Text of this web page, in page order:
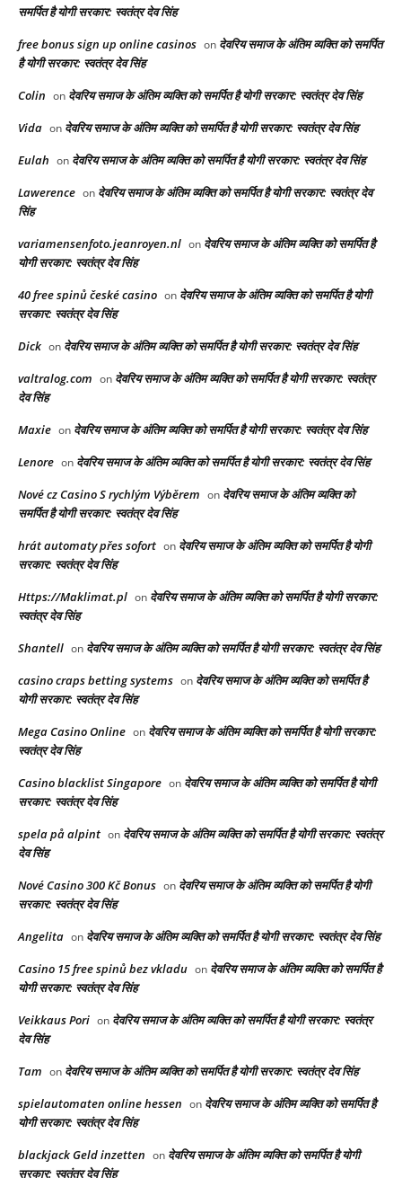
समर्पित है योगी सरकार: स्वतंत्र देव सिंह
free bonus sign up online casinos on देवरिय समाज के अंतिम व्यक्ति को समर्पित
है योगी सरकार: स्वतंत्र देव सिंह
Colin on देवरिय समाज के अंतिम व्यक्ति को समर्पित है योगी सरकार: स्वतंत्र देव सिंह
Vida on देवरिय समाज के अंतिम व्यक्ति को समर्पित है योगी सरकार: स्वतंत्र देव सिंह
Eulah on देवरिय समाज के अंतिम व्यक्ति को समर्पित है योगी सरकार: स्वतंत्र देव सिंह
Lawerence on देवरिय समाज के अंतिम व्यक्ति को समर्पित है योगी सरकार: स्वतंत्र देव
सिंह
variamensenfoto.jeanroyen.nl on देवरिय समाज के अंतिम व्यक्ति को समर्पित है
योगी सरकार: स्वतंत्र देव सिंह
40 free spinů české casino on देवरिय समाज के अंतिम व्यक्ति को समर्पित है योगी
सरकार: स्वतंत्र देव सिंह
Dick on देवरिय समाज के अंतिम व्यक्ति को समर्पित है योगी सरकार: स्वतंत्र देव सिंह
valtralog.com on देवरिय समाज के अंतिम व्यक्ति को समर्पित है योगी सरकार: स्वतंत्र
देव सिंह
Maxie on देवरिय समाज के अंतिम व्यक्ति को समर्पित है योगी सरकार: स्वतंत्र देव सिंह
Lenore on देवरिय समाज के अंतिम व्यक्ति को समर्पित है योगी सरकार: स्वतंत्र देव सिंह
Nové cz Casino S rychlým Výběrem on देवरिय समाज के अंतिम व्यक्ति को
समर्पित है योगी सरकार: स्वतंत्र देव सिंह
hrát automaty přes sofort on देवरिय समाज के अंतिम व्यक्ति को समर्पित है योगी
सरकार: स्वतंत्र देव सिंह
Https://Maklimat.pl on देवरिय समाज के अंतिम व्यक्ति को समर्पित है योगी सरकार:
स्वतंत्र देव सिंह
Shantell on देवरिय समाज के अंतिम व्यक्ति को समर्पित है योगी सरकार: स्वतंत्र देव सिंह
casino craps betting systems on देवरिय समाज के अंतिम व्यक्ति को समर्पित है
योगी सरकार: स्वतंत्र देव सिंह
Mega Casino Online on देवरिय समाज के अंतिम व्यक्ति को समर्पित है योगी सरकार:
स्वतंत्र देव सिंह
Casino blacklist Singapore on देवरिय समाज के अंतिम व्यक्ति को समर्पित है योगी
सरकार: स्वतंत्र देव सिंह
spela på alpint on देवरिय समाज के अंतिम व्यक्ति को समर्पित है योगी सरकार: स्वतंत्र
देव सिंह
Nové Casino 300 Kč Bonus on देवरिय समाज के अंतिम व्यक्ति को समर्पित है योगी
सरकार: स्वतंत्र देव सिंह
Angelita on देवरिय समाज के अंतिम व्यक्ति को समर्पित है योगी सरकार: स्वतंत्र देव सिंह
Casino 15 free spinů bez vkladu on देवरिय समाज के अंतिम व्यक्ति को समर्पित है
योगी सरकार: स्वतंत्र देव सिंह
Veikkaus Pori on देवरिय समाज के अंतिम व्यक्ति को समर्पित है योगी सरकार: स्वतंत्र
देव सिंह
Tam on देवरिय समाज के अंतिम व्यक्ति को समर्पित है योगी सरकार: स्वतंत्र देव सिंह
spielautomaten online hessen on देवरिय समाज के अंतिम व्यक्ति को समर्पित है
योगी सरकार: स्वतंत्र देव सिंह
blackjack Geld inzetten on देवरिय समाज के अंतिम व्यक्ति को समर्पित है योगी
सरकार: स्वतंत्र देव सिंह